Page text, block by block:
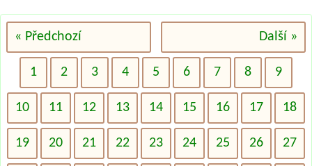
« Předchozí Další »
1 2 3 4 5 6 7 8 9
10 11 12 13 14 15 16 17 18
19 20 21 22 23 24 25 26 27